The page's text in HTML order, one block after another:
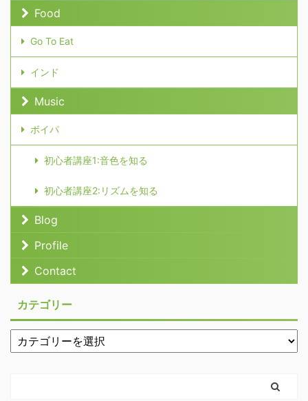
Food
Go To Eat
インド
Music
ボイパ
初心者講座1:音色を知る
初心者講座2:リズムを知る
Blog
Profile
Contact
カテゴリー